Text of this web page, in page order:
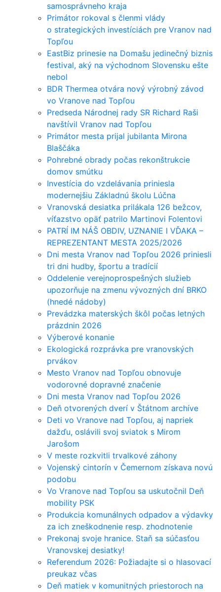
samosprávneho kraja
Primátor rokoval s členmi vlády
o strategických investíciách pre Vranov nad
Topľou
EastBiz prinesie na Domašu jedinečný biznis
festival, aký na východnom Slovensku ešte
nebol
BDR Thermea otvára nový výrobný závod
vo Vranove nad Topľou
Predseda Národnej rady SR Richard Raši
navštívil Vranov nad Topľou
Primátor mesta prijal jubilanta Mirona
Blaščáka
Pohrebné obrady počas rekonštrukcie
domov smútku
Investícia do vzdelávania priniesla
modernejšiu Základnú školu Lúčna
Vranovská desiatka prilákala 126 bežcov,
víťazstvo opäť patrilo Martinovi Folentovi
PATRÍ IM NÁŠ OBDIV, UZNANIE I VĎAKA –
REPREZENTANT MESTA 2025/2026
Dni mesta Vranov nad Topľou 2026 priniesli
tri dni hudby, športu a tradícií
Oddelenie verejnoprospešných služieb
upozorňuje na zmenu vývozných dní BRKO
(hnedé nádoby)
Prevádzka materských škôl počas letných
prázdnin 2026
Výberové konanie
Ekologická rozprávka pre vranovských
prvákov
Mesto Vranov nad Topľou obnovuje
vodorovné dopravné značenie
Dni mesta Vranov nad Topľou 2026
Deň otvorených dverí v Štátnom archíve
Deti vo Vranove nad Topľou, aj napriek
dažďu, oslávili svoj sviatok s Mirom
Jarošom
V meste rozkvitli trvalkové záhony
Vojenský cintorín v Čemernom získava novú
podobu
Vo Vranove nad Topľou sa uskutočnil Deň
mobility PSK
Produkcia komunálnych odpadov a výdavky
za ich zneškodnenie resp. zhodnotenie
Prekonaj svoje hranice. Staň sa súčasťou
Vranovskej desiatky!
Referendum 2026: Požiadajte si o hlasovací
preukaz včas
Deň matiek v komunitných priestoroch na